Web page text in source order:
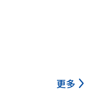
更多